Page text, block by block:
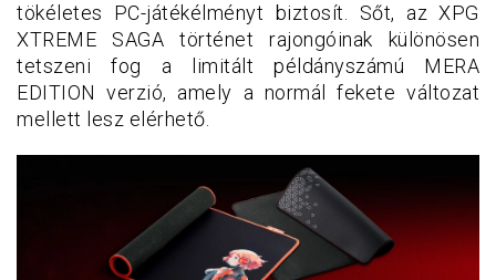
tökéletes PC-játékélményt biztosít. Sőt, az XPG
XTREME SAGA történet rajongóinak különösen
tetszeni fog a limitált példányszámú MERA
EDITION verzió, amely a normál fekete változat
mellett lesz elérhető.